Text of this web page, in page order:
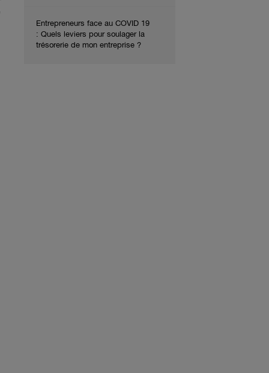
Entrepreneurs face au COVID 19
: Quels leviers pour soulager la
trésorerie de mon entreprise ?